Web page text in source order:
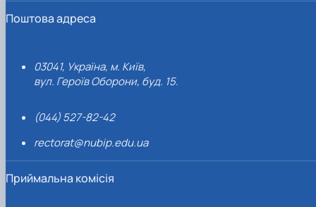
Поштова адреса
03041, Україна, м. Київ,
вул. Героїв Оборони, буд. 15.
(044) 527-82-42
rectorat@nubip.edu.ua
Приймальна комісія